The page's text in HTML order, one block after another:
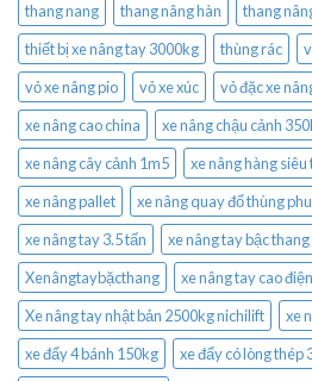
thang nang
thang nâng hàn
thang
thiết bị xe nâng tay 3000kg
thùng rác
vỏ xe nâng pio
vỏ xe xúc vỏ đặc xe
xe nâng cao china
xe nâng chậu cảnh
xe nâng cây cảnh 1m5
xe nâng hàng siêu
xe nâng pallet
xe nâng quay đổ thùng
xe nâng tay 3.5 tấn
xe nâng tay bậc
Xenângtaybặcthang
xe nâng tay cao
Xe nâng tay nhật bản 2500kg nichilift
xe
xe đẩy 4 bánh 150kg
xe đẩy có lòng thép